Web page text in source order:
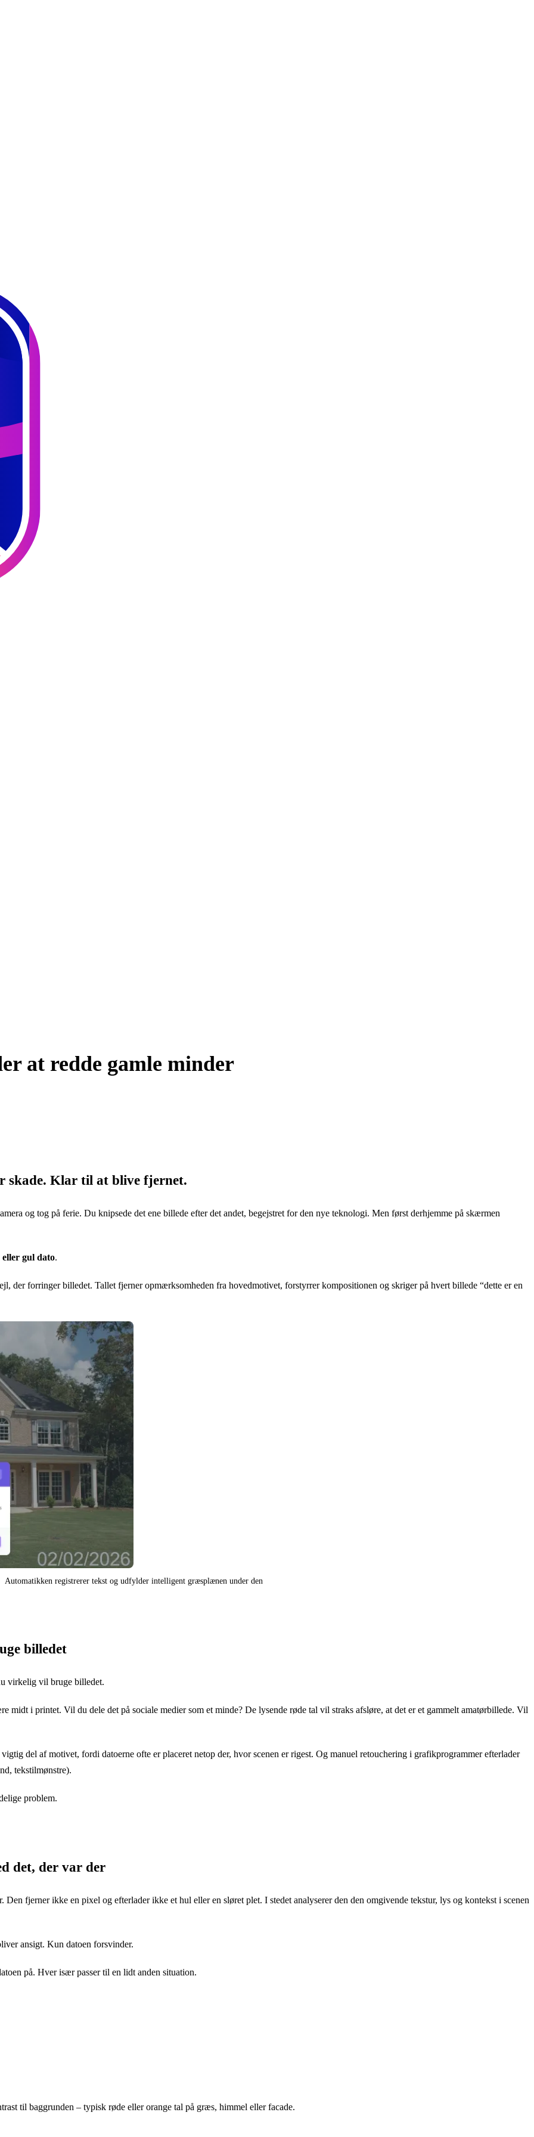
at redde gamle minder
skade. Klar til at blive fjernet.
og tog på ferie. Du knipsede det ene billede efter det andet, begejstret for den nye teknologi. Men først derhjemme på skærmen
eller gul dato.
der forringer billedet. Tallet fjerner opmærksomheden fra hovedmotivet, forstyrrer kompositionen og skriger på hvert billede “dette er en
Automatikken registrerer tekst og udfylder intelligent græsplænen under den
billedet
virkelig vil bruge billedet.
i printet. Vil du dele det på sociale medier som et minde? De lysende røde tal vil straks afsløre, at det er et gammelt amatørbillede. Vil
del af motivet, fordi datoerne ofte er placeret netop der, hvor scenen er rigest. Og manuel retouchering i grafikprogrammer efterlader
tekstilmønstre).
problem.
det, der var der
fjerner ikke en pixel og efterlader ikke et hul eller en sløret plet. I stedet analyserer den den omgivende tekstur, lys og kontekst i scenen
ansigt. Kun datoen forsvinder.
på. Hver især passer til en lidt anden situation.
til baggrunden – typisk røde eller orange tal på græs, himmel eller facade.